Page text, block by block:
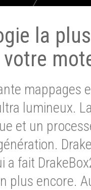
la plus
mappages
lumineux. La
et un
a fait
plus encore.